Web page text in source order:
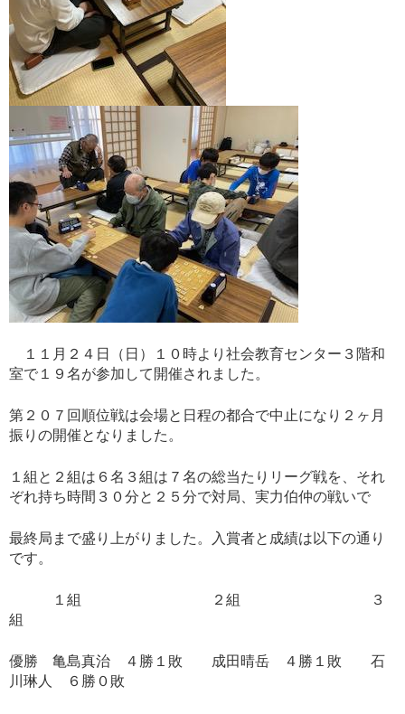
１１月２４日（日）１０時より社会教育センター３階和
室で１９名が参加して開催されました。
第２０７回順位戦は会場と日程の都合で中止になり２ヶ月
振りの開催となりました。
１組と２組は６名３組は７名の総当たりリーグ戦を、それ
ぞれ持ち時間３０分と２５分で対局、実力伯仲の戦いで
最終局まで盛り上がりました。入賞者と成績は以下の通り
です。
１組 ２組 ３
組
優勝 亀島真治 ４勝１敗 成田晴岳 ４勝１敗 石
川琳人 ６勝０敗